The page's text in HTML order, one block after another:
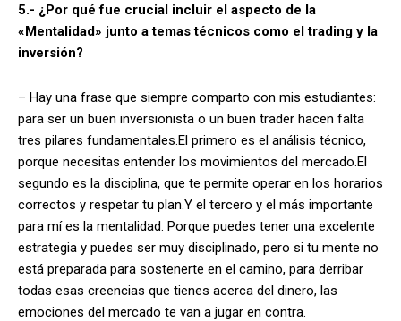
5.- ¿Por qué fue crucial incluir el aspecto de la
«Mentalidad» junto a temas técnicos como el trading y la
inversión?
– Hay una frase que siempre comparto con mis estudiantes:
para ser un buen inversionista o un buen trader hacen falta
tres pilares fundamentales.El primero es el análisis técnico,
porque necesitas entender los movimientos del mercado.El
segundo es la disciplina, que te permite operar en los horarios
correctos y respetar tu plan.Y el tercero y el más importante
para mí es la mentalidad. Porque puedes tener una excelente
estrategia y puedes ser muy disciplinado, pero si tu mente no
está preparada para sostenerte en el camino, para derribar
todas esas creencias que tienes acerca del dinero, las
emociones del mercado te van a jugar en contra.